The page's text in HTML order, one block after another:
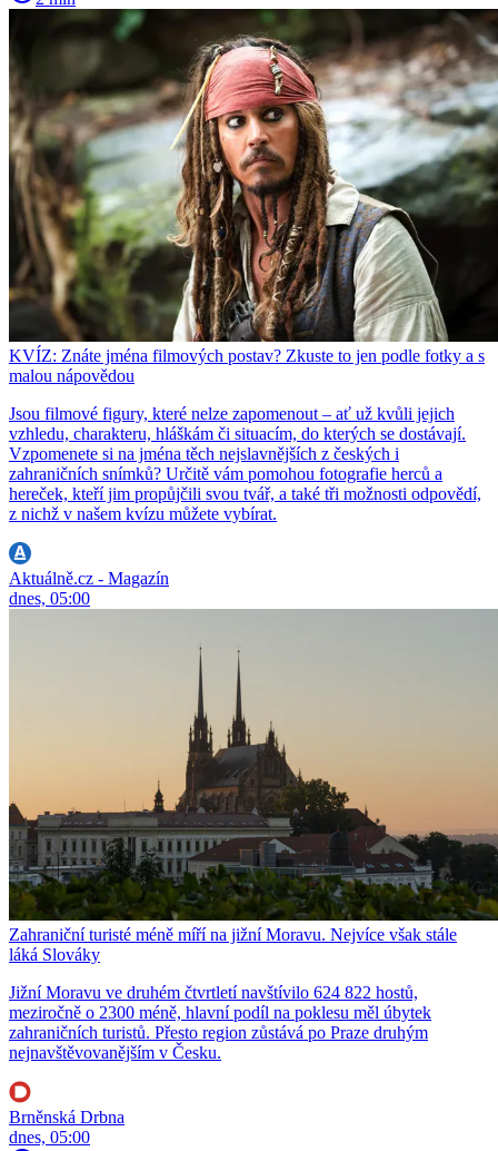
KVÍZ: Znáte jména filmových postav? Zkuste to jen podle fotky a s
malou nápovědou
Jsou filmové figury, které nelze zapomenout – ať už kvůli jejich
vzhledu, charakteru, hláškám či situacím, do kterých se dostávají.
Vzpomenete si na jména těch nejslavnějších z českých i
zahraničních snímků? Určitě vám pomohou fotografie herců a
hereček, kteří jim propůjčili svou tvář, a také tři možnosti odpovědí,
z nichž v našem kvízu můžete vybírat.
Aktuálně.cz - Magazín
dnes, 05:00
Zahraniční turisté méně míří na jižní Moravu. Nejvíce však stále
láká Slováky
Jižní Moravu ve druhém čtvrtletí navštívilo 624 822 hostů,
meziročně o 2300 méně, hlavní podíl na poklesu měl úbytek
zahraničních turistů. Přesto region zůstává po Praze druhým
nejnavštěvovanějším v Česku.
Brněnská Drbna
dnes, 05:00